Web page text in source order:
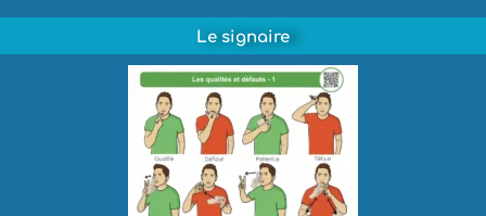
Le signaire